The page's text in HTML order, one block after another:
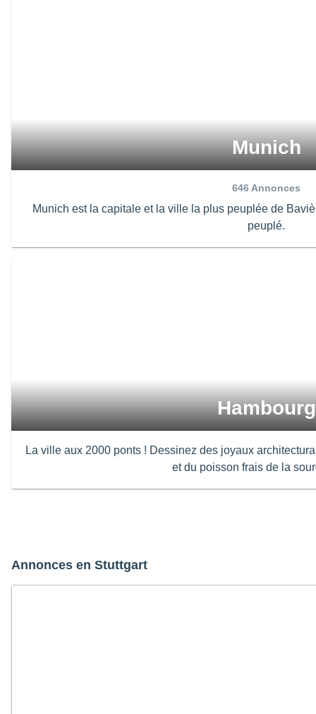
Munich
646Annonces
Munich est la capitale et la ville la plus peuplée de
peuplé.
Hambourg
La ville aux 2000 ponts ! Dessinez des joyaux
et du poisson frais de la
Annonces en Stuttgart